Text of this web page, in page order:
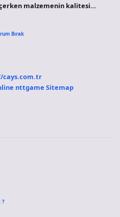
malzemenin kalitesi…
Bırak
cays.com.tr
nttgame Sitemap
?